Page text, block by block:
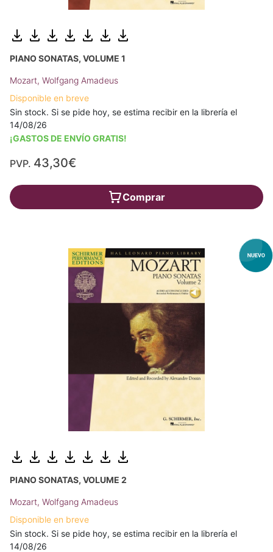
PIANO SONATAS, VOLUME 1
Mozart, Wolfgang Amadeus
Disponible en breve
Sin stock. Si se pide hoy, se estima recibir en la librería el
14/08/26
¡GASTOS DE ENVÍO GRATIS!
PVP. 43,30€
Comprar
PIANO SONATAS, VOLUME 2
Mozart, Wolfgang Amadeus
Disponible en breve
Sin stock. Si se pide hoy, se estima recibir en la librería el
14/08/26